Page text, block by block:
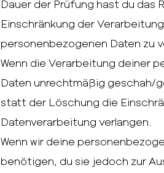
Dauer der Prüfung hast du das
Einschränkung der
personenbezogenen Daten zu
Wenn die Verarbeitung deiner
Daten unrechtmäßig geschah/
statt der Löschung die
Datenverarbeitung verlangen.
Wenn wir deine
benötigen, du sie jedoch zur